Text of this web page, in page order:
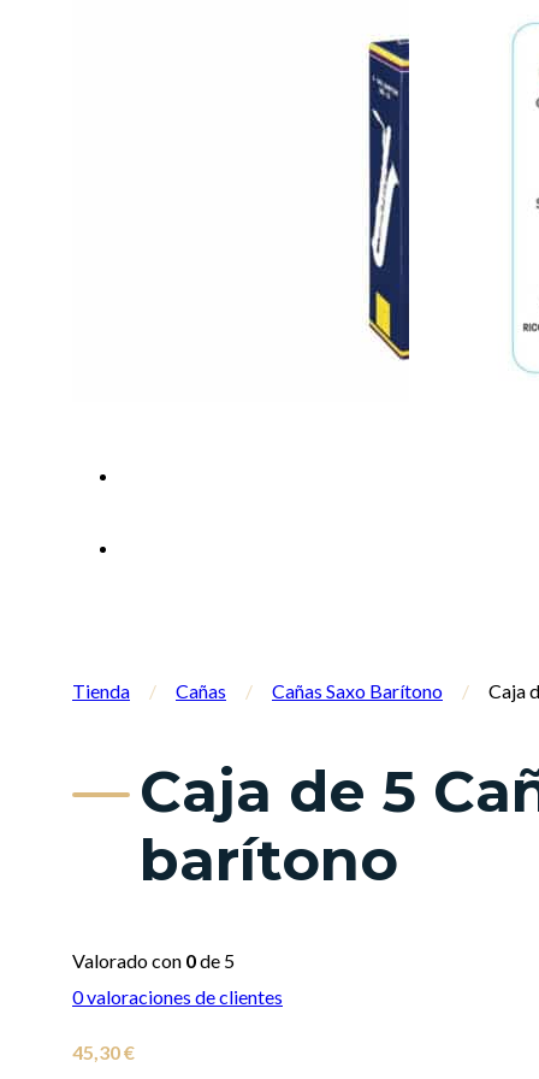
Tienda / Cañas / Cañas Saxo Barítono / Caja
Caja de 5
barítono
Valorado con 0de 5
0valoraciones de clientes
45,30€